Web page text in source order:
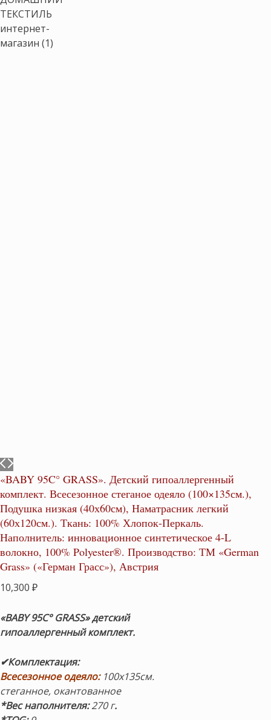
«BABY 95C° GRASS». Детский гипоаллергенный
комплект. Всесезонное стеганое одеяло (100×135см.),
Подушка низкая (40х60см), Наматрасник легкий
(60х120см.). Ткань: 100% Хлопок-Перкаль.
Наполнитель: инновационное синтетическое 4-L
волокно, 100% Polyester®. Производство: ТМ «German
Grass» («Герман Грасс»), Австрия
10,300 ₽
«BABY 95C° GRASS» детский
гипоаллергенный комплект.
✔Комплектация:
Всесезонное одеяло: 100х135см.
стеганное, окантованное
*Вес наполнителя:270 г.